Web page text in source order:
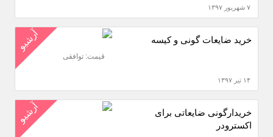
۷ شهریور ۱۳۹۷
آرشیو خرید ضایعات گونی و کیسه
۱۴ تیر ۱۳۹۷
قیمت: توافقی
آرشیو
خریدارگونی ضایعاتی برای
اکسترودر